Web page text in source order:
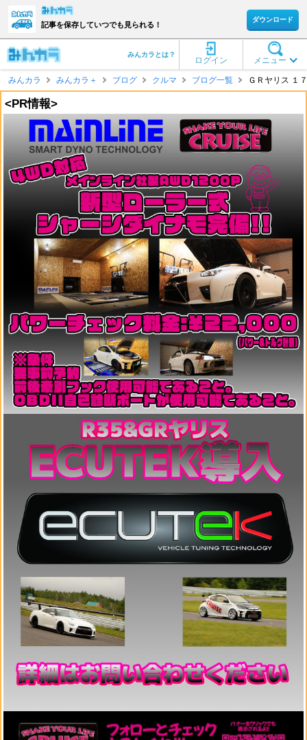
記事を保存していつでも見られる！
ダウンロード
メニュー
ログイン
みんカラとは？
みんカラ みんカラ＋ ブログ クルマ ブログ一覧 ＧＲヤリス １
<PR情報>